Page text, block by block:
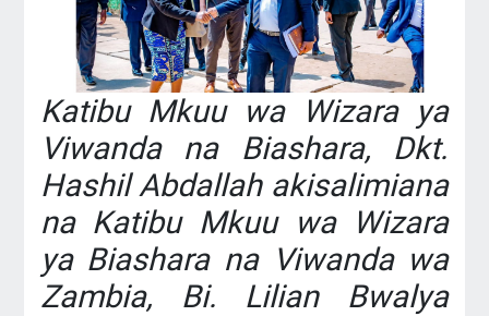
Katibu Mkuu wa Wizara ya
Viwanda na Biashara, Dkt.
Hashil Abdallah akisalimiana
na Katibu Mkuu wa Wizara
ya Biashara na Viwanda wa
Zambia, Bi. Lilian Bwalya